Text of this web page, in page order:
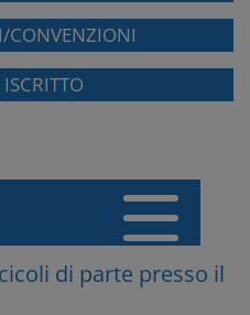
CONVENZIONI
di parte presso il